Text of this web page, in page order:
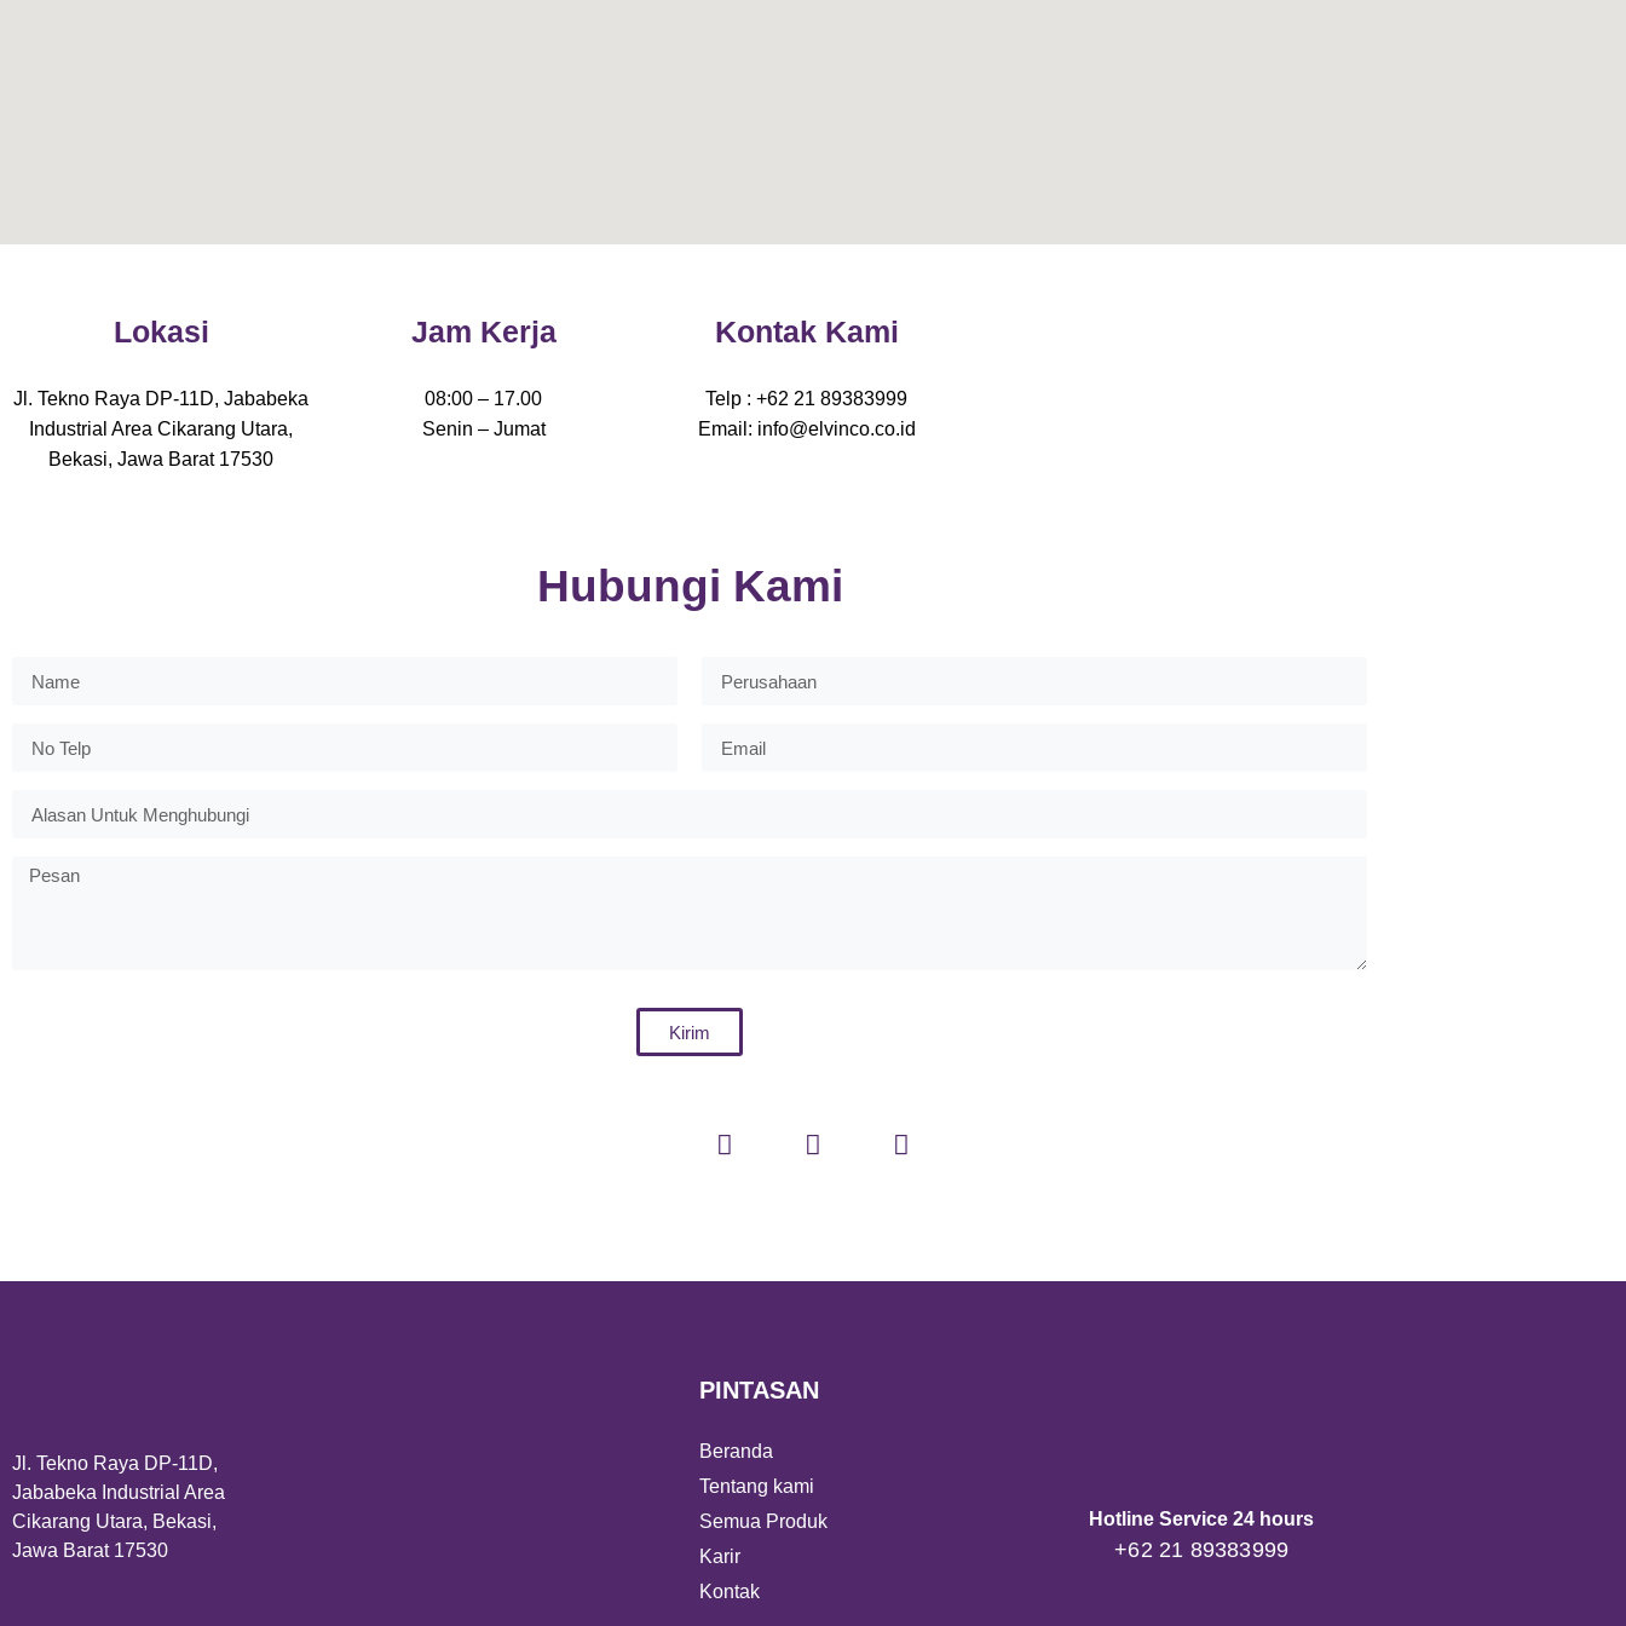
Lokasi
Jl. Tekno Raya DP-11D, Jababeka
Industrial Area Cikarang Utara,
Bekasi, Jawa Barat 17530
Jam Kerja
08:00 – 17.00
Senin – Jumat
Kontak Kami
Telp : +62 21 89383999
Email: info@elvinco.co.id
Hubungi Kami
Kirim
Jl. Tekno Raya DP-11D,
Jababeka Industrial Area
Cikarang Utara, Bekasi,
Jawa Barat 17530
PINTASAN
Beranda
Tentang kami
Semua Produk
Karir
Kontak
Hotline Service 24 hours
+62 21 89383999